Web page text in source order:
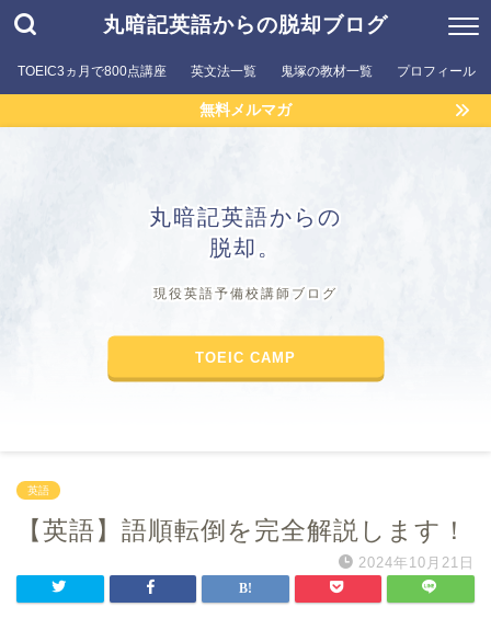
丸暗記英語からの脱却ブログ
TOEIC3ヵ月で800点講座 英文法一覧 鬼塚の教材一覧 プロフィール
無料メルマガ
丸暗記英語からの
脱却。
現役英語予備校講師ブログ
TOEIC CAMP
英語
【英語】語順転倒を完全解説します！
2024年10月21日